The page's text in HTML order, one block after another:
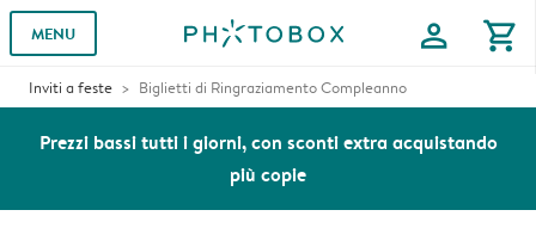
MENU profile shopping_cart
Inviti a feste Biglietti di Ringraziamento Compleanno
Prezzi bassi tutti i giorni, con sconti extra acquistando
più copie